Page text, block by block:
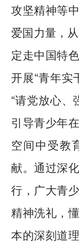
攻坚精神等
爱国力量，
定走中国特
开展“青年实
“请党放心、
引导青少年
空间中受教
献。通过深
行，广大青
精神洗礼，
本的深刻道